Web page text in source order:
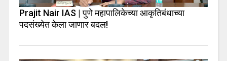
Prajit Nair IAS | पुणे महापालिकेच्या आकृतिबंधाच्या
पदसंख्येत केला जाणार बदल!